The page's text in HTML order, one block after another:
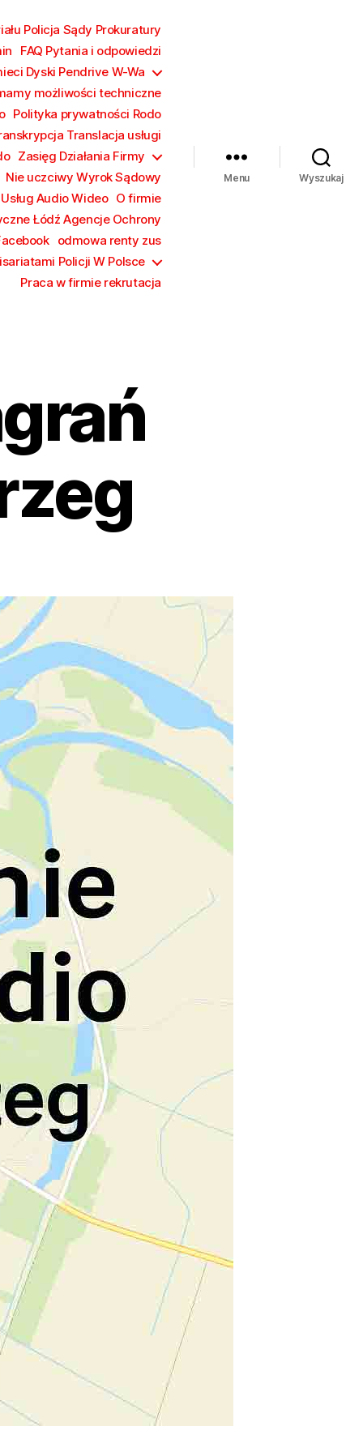
Policja Sądy Prokuratury
FAQ Pytania i odpowiedzi
Dyski Pendrive W-Wa
możliwości techniczne
Polityka prywatności Rodo
Translacja usługi
Zasięg Działania Firmy
Nie uczciwy Wyrok Sądowy
Audio Wideo O firmie
Łódź Agencje Ochrony
odmowa renty zus
Policji W Polsce
Praca w firmie rekrutacja
Menu Wyszukaj